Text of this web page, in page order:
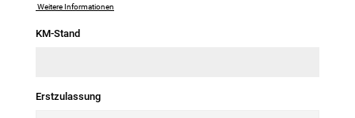
Weitere Informationen
Zulässige Dateierweiterungen:
KM-Stand
Erstzulassung